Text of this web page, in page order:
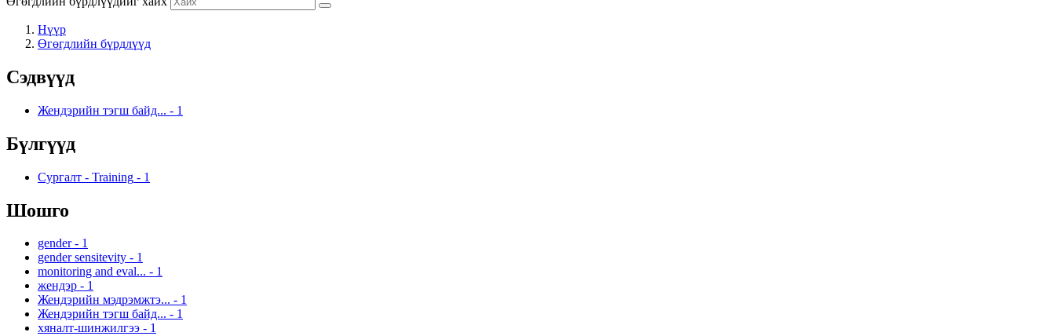
Нүүр
Өгөгдлийн бүрдлүүд
Сэдвүүд
Жендэрийн тэгш байд... - 1
Бүлгүүд
Сургалт - Training - 1
Шошго
gender - 1
gender sensitevity - 1
monitoring and eval... - 1
жендэр - 1
Жендэрийн мэдрэмжтэ... - 1
Жендэрийн тэгш байд... - 1
хяналт-шинжилгээ - 1